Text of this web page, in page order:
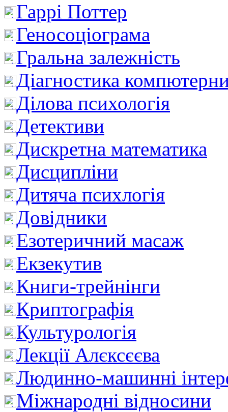
Гаррі Поттер
Геносоціограма
Гральна залежність
Діагностика
Ділова психологія
Детективи
Дискретна математика
Дисципліни
Дитяча психлогія
Довідники
Езотеричний масаж
Екзекутив
Книги-трейнінги
Криптографія
Культурологія
Лекції Алєксєєва
Людинно-машинні
Міжнародні відносини